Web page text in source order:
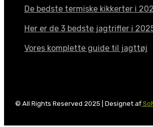
De bedste termiske kikkerter i
Her er de 3 bedste jagtrifler i
Vores komplette guide til jagttøj
© All Rights Reserved 2025 | Designet af